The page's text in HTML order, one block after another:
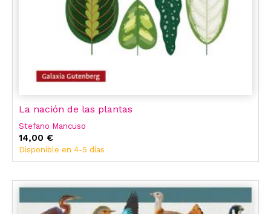
La nación de las plantas
Stefano Mancuso
14,00 €
Disponible en 4-5 días